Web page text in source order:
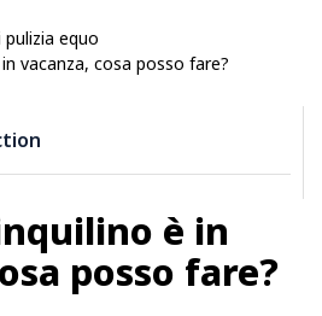
pulizia equo
vacanza, cosa posso fare?
è in
posso fare?